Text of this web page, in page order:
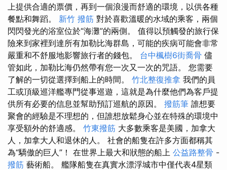
上提供合適的票價，再到一個浪漫而舒適的環境，以供各種
餐點和舞蹈。 新竹 撥筋 對於喜歡溫暖的水域的乘客，兩個
閃閃發光的浴室位於“海灘”的兩側。 值得以預觸發的旅行保
險來到家裡到達所有加勒比海群島，可能的疾病可能會非常
嚴重和不舒服地影響旅行者的錢包。 台中楓樹6街喬骨 儘
管如此，加勒比海仍然帶有您一次又一次的咒語。 您需要
了解的一切從選擇到船上的時間。 竹北整復推拿 我們的員
工或頂級巡洋艦專門從事巡遊，這就是為什麼他們為客戶提
供所有必要的信息並幫助預訂巡航的原因。 撥筋筆 誰想要
聚會的經驗是不理想的，但誰想放鬆身心並在特殊的環境中
享受額外的舒適感。 竹東撥筋 大多數乘客是美國，加拿大
人，加拿大人和退休的人。 社會的船隻在許多方面都稱其
為“驕傲的巨人”！ 在世界上最大和狀態的船上 公益路整骨 -
撥筋 藝術船。 艦隊船隻在真實水漂浮城市中僅代表4星類